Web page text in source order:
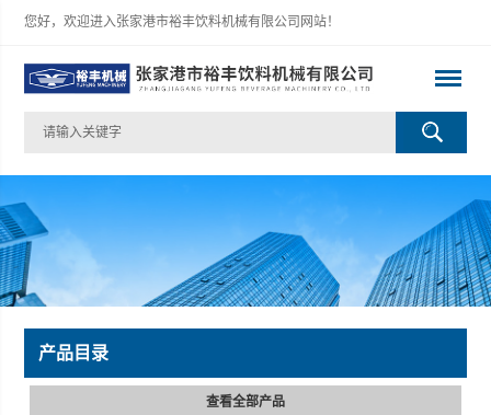
您好，欢迎进入张家港市裕丰饮料机械有限公司网站！
产品目录
查看全部产品